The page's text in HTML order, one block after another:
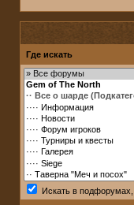
Где искать
Искать в